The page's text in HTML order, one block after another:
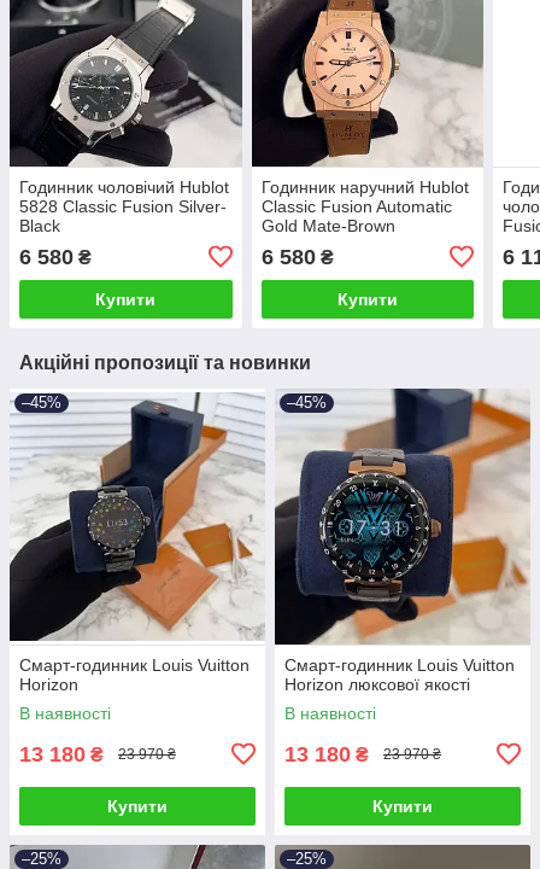
Годинник чоловічий Hublot
5828 Classic Fusion Silver-
Black
6 580 ₴
Купити
Годинник наручний Hublot
Classic Fusion Automatic
Gold Mate-Brown
6 580₴
Купити
6
Акційні пропозиції та новинки
–45%
Смарт-годинник Louis Vuitton
Horizon
В наявності
13 180 ₴ 23 970 ₴
Купити
–45%
Смарт-годинник Louis Vuitton
Horizon люксової якості
В наявності
13 180 ₴ 23 970 ₴
Купити
–25% –25%